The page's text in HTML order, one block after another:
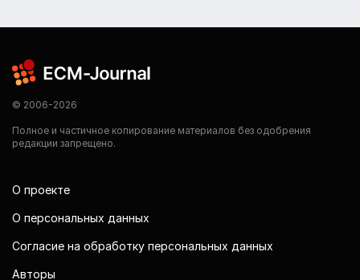
© 2006-2026
Полное и частичное копирование материалов без одобрения
редакции запрещено.
О проекте
О персональных данных
Согласие на обработку персональных данных
Авторы